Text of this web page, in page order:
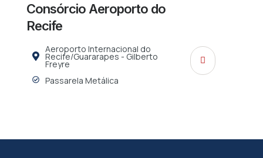
Consórcio Aeroporto do
Recife
Aeroporto Internacional do
Recife/Guararapes - Gilberto
Freyre
Passarela Metálica